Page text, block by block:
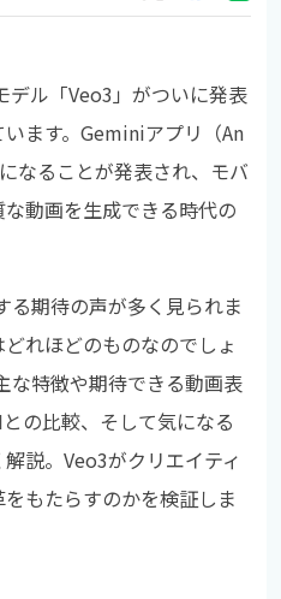
ル「Veo3」がついに発表
ます。Geminiアプリ（An
なることが発表され、モバ
動画を生成できる時代の
る期待の声が多く見られま
れほどのものなのでしょ
な特徴や期待できる動画表
の比較、そして気になる
説。Veo3がクリエイティ
もたらすのかを検証しま